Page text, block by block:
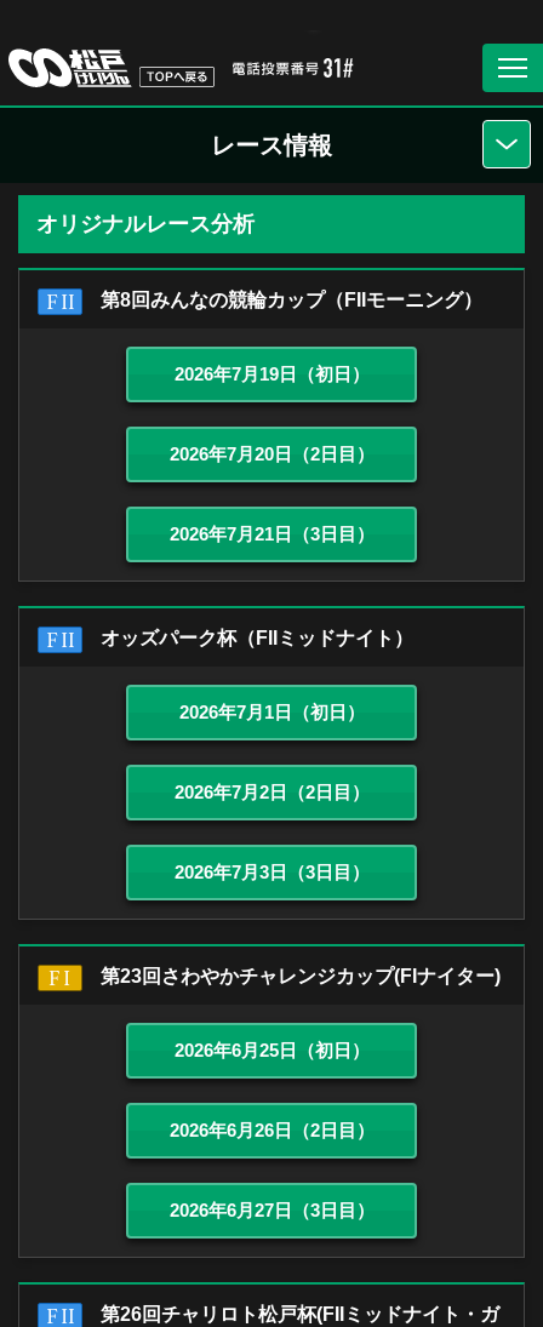
レース情報
オリジナルレース分析
第8回みんなの競輪カップ（FIIモーニング）
2026年7月19日（初日）
2026年7月20日（2日目）
2026年7月21日（3日目）
オッズパーク杯（FIIミッドナイト）
2026年7月1日（初日）
2026年7月2日（2日目）
2026年7月3日（3日目）
第23回さわやかチャレンジカップ(FIナイター)
2026年6月25日（初日）
2026年6月26日（2日目）
2026年6月27日（3日目）
第26回チャリロト松戸杯(FIIミッドナイト・ガ